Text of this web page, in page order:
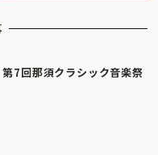
7回那須クラシック音楽祭